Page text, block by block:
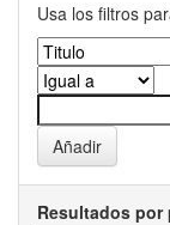
Usa los filtros
Resultados por